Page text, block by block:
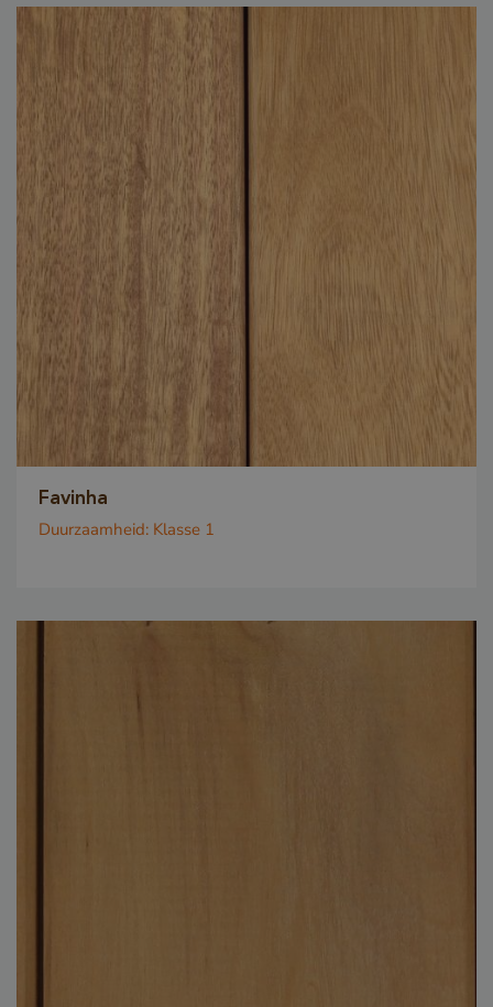
Favinha
Duurzaamheid: Klasse 1